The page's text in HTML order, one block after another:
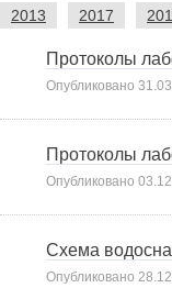
2013 2017
Протоколы
Опубликовано
Протоколы
Опубликовано
Схема
Опубликовано